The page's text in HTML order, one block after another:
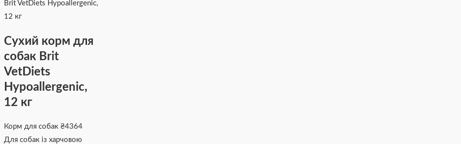
Сухий корм для
собак Brit
VetDiets
Hypoallergenic,
12 кг
Корм для собак ₴4364
Для собак із харчовою